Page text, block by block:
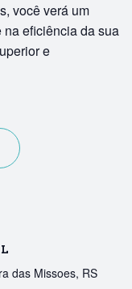
você verá um
eficiência da sua
e
das Missoes, RS